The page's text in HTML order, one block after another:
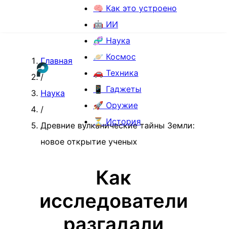
🧠 Как это устроено
🤖 ИИ
🧬 Наука
🪐 Космос
🚗 Техника
📱 Гаджеты
🚀 Оружие
⏳ История
Главная
/
Наука
/
Древние вулканические тайны Земли:
новое открытие ученых
Как
исследователи
разгадали